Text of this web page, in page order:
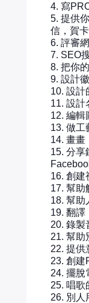
4. 寫
5. 提供
信，賀卡
6. 評審
7. SEO
8. 把你
9. 設計
10. 設計
11. 設計
12. 編輯
13. 做工
14. 畫畫
15. 分享
16. 創建
17. 幫助
18. 幫助
19. 翻譯
20. 錄製
21. 幫助
22. 提供
23. 創建
24. 擺脫
25. 唱歌
26. 別人